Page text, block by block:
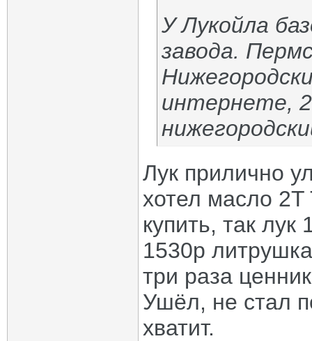
У Лукойла
завода.
интернете,
Лук прилично
хотел масло
купить, так
1530р
три раза
Ушёл, не стал
хватит.